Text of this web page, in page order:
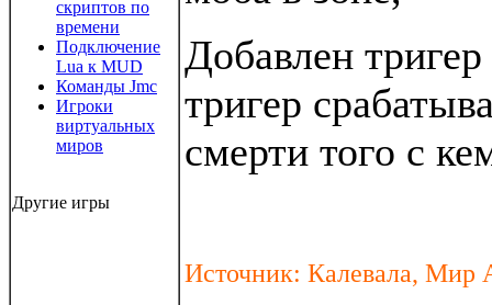
скриптов по
времени
Подключение
Lua к MUD
Команды Jmc
Игроки
виртуальных
миров
Другие игры
Добавлен
тригер
смерти того с
Источник: Калевала, Мир